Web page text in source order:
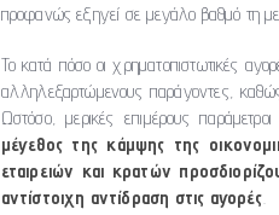
προφανώς εξηγεί σε μεγάλο βαθμό τη
Το κατά πόσο οι χρηματοπιστωτικές
αλληλεξαρτώμενους παράγοντες,
Ωστόσο, μερικές επιμέρους
μέγεθος της κάμψης της
εταιρειών και κρατών
αντίστοιχη αντίδραση στις αγορές.